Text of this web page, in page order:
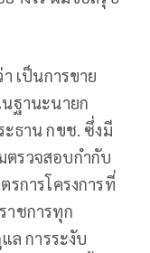
เป็นการขาย
นฐานะนายก
ธาน กขช. ซึ่งมี
ตรวจสอบกำกับ
การโครงการที่
าชการทุก
ล การระงับ